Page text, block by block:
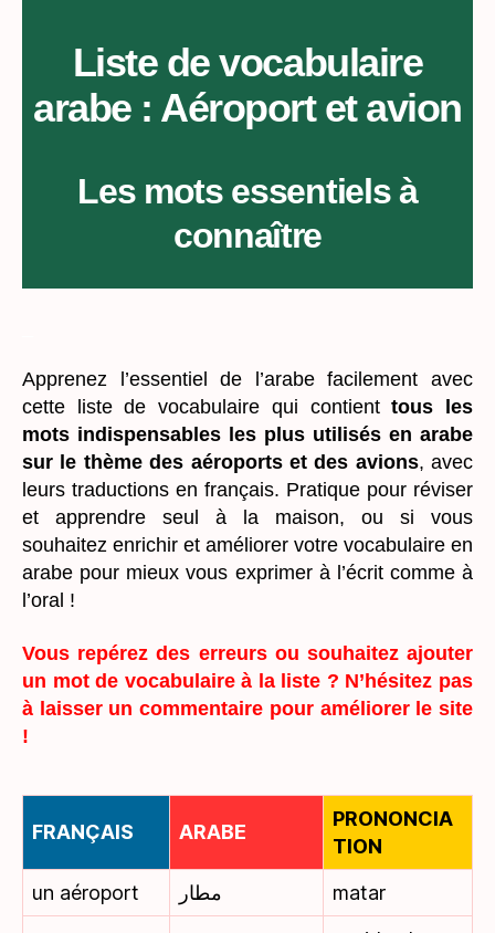
Liste de vocabulaire
arabe : Aéroport et avion
Les mots essentiels à
connaître
Apprenez l’essentiel de l’arabe facilement avec
cette liste de vocabulaire qui contienttous les
mots indispensables les plus utilisés en arabe
sur le thème des aéroports et des avions, avec
leurs traductions en français. Pratique pour réviser
et apprendre seul à la maison, ou si vous
souhaitez enrichir et améliorer votre vocabulaire en
arabe pour mieux vous exprimer à l’écrit comme à
l’oral !
Vous repérez des erreurs ou souhaitez ajouter
un mot de vocabulaire à la liste ? N’hésitez pas
à laisser un commentaire pour améliorer le site
!
FRANÇAIS ARABE
PRONONCIA
TION
un aéroport
مطار matar